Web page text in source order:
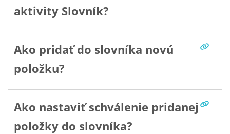
aktivity Slovník?
Ako pridať do slovníka novú
položku?
Ako nastaviť schválenie pridanej
položky do slovníka?